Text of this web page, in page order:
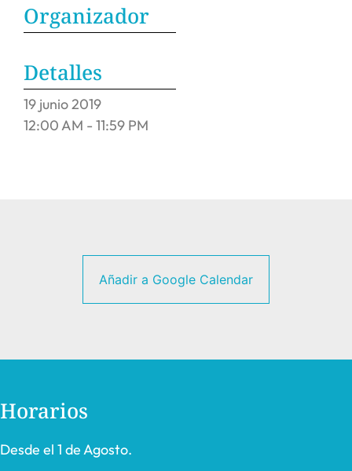
Organizador
Detalles
19 junio 2019
12:00 AM - 11:59 PM
Añadir a Google Calendar
Horarios
Desde el 1 de Agosto.